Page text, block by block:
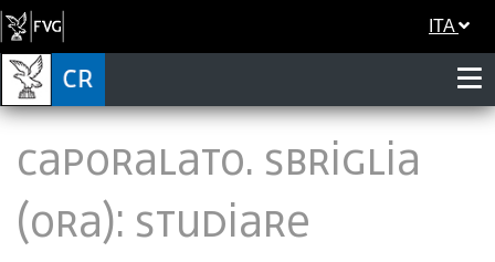
ITA
CAPORALATO. SBRIGLIA
(ORA): STUDIARE